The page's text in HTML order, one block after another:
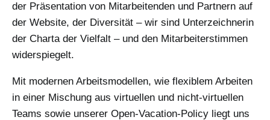
der Präsentation von Mitarbeitenden und Partnern auf
der Website, der Diversität – wir sind Unterzeichnerin
der Charta der Vielfalt – und den Mitarbeiterstimmen
widerspiegelt.
Mit modernen Arbeitsmodellen, wie flexiblem Arbeiten
in einer Mischung aus virtuellen und nicht-virtuellen
Teams sowie unserer Open-Vacation-Policy liegt uns